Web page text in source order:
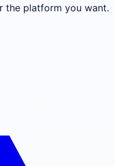
the platform you want.